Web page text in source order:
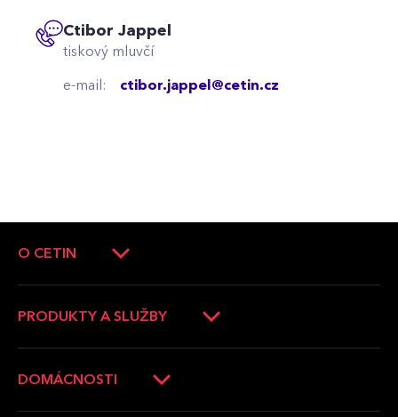
Ctibor Jappel
tiskový mluvčí
e-mail: ctibor.jappel@cetin.cz
O CETIN
Vedení společnosti
PRODUKTY A SLUŽBY
Domácnosti
DOMÁCNOSTI